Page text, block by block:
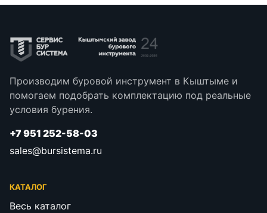
Производим буровой инструмент в Кыштыме и
помогаем подобрать комплектацию под реальные
условия бурения.
+7 951 252-58-03
sales@bursistema.ru
КАТАЛОГ
Весь каталог